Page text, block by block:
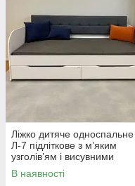
Ліжко дитяче односпальне
Л-7 підліткове з м’яким
узголів’ям і висувними
ящиками дитяче ліжко для
хлопчика та дівчинки
В наявності